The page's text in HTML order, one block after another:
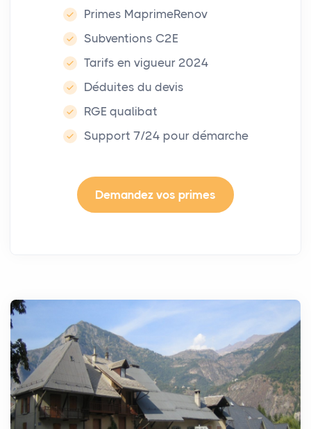
Primes MaprimeRenov
Subventions C2E
Tarifs en vigueur 2024
Déduites du devis
RGE qualibat
Support 7/24 pour démarche
Demandez vos primes